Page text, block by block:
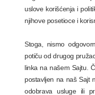
uslove korišćenja i
njihove posetioce i
Stoga, nismo
potiču od drugog
linka na našem Sajtu.
postavljen na naš Sajt
odobrava usluge ili